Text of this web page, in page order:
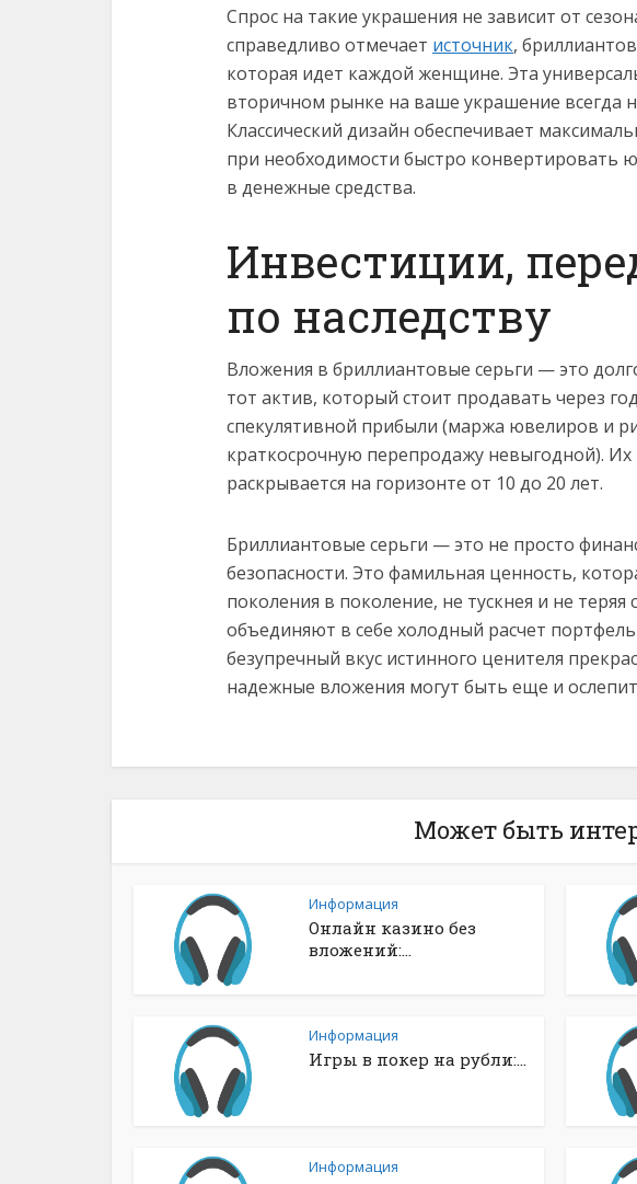
Спрос на такие украшения не зависит от
справедливо отмечает источник,
которая идет каждой женщине. Эта
вторичном рынке на ваше украшение всегда
Классический дизайн обеспечивает
при необходимости быстро конвертировать
в денежные средства.
Инвестиции,
по наследству
Вложения в бриллиантовые серьги — это
тот актив, который стоит продавать через
спекулятивной прибыли (маржа ювелиров и
краткосрочную перепродажу невыгодной).
раскрывается на горизонте от 10 до 20 лет.
Бриллиантовые серьги — это не просто
безопасности. Это фамильная ценность,
поколения в поколение, не тускнея и не теряя
объединяют в себе холодный расчет
безупречный вкус истинного ценителя
надежные вложения могут быть еще и
Может быть
Информация
Онлайн казино без
вложений:...
Информация
Игры в покер на рубли:...
Информация